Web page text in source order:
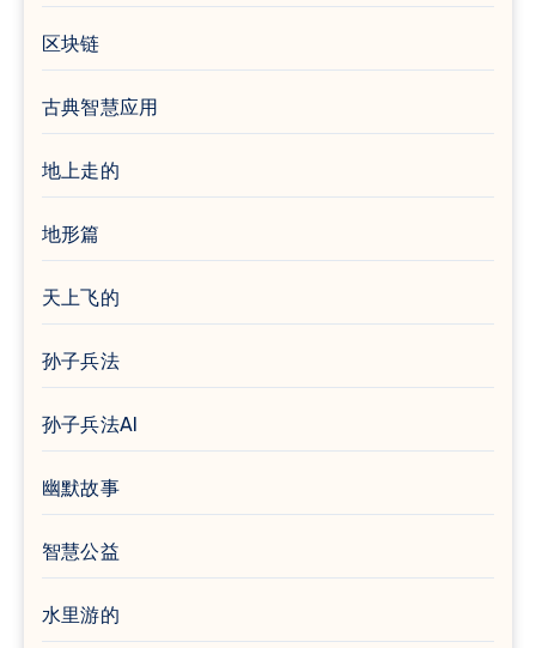
区块链
古典智慧应用
地上走的
地形篇
天上飞的
孙子兵法
孙子兵法AI
幽默故事
智慧公益
水里游的